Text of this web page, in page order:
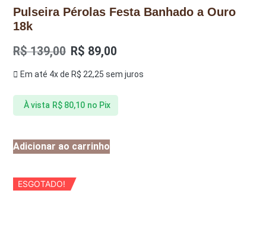
Pulseira Pérolas Festa Banhado a Ouro
18k
R$139,00 R$ 89,00
Em até 4x de R$ 22,25 sem juros
À vista R$80,10 no Pix
Adicionar ao carrinho
ESGOTADO!